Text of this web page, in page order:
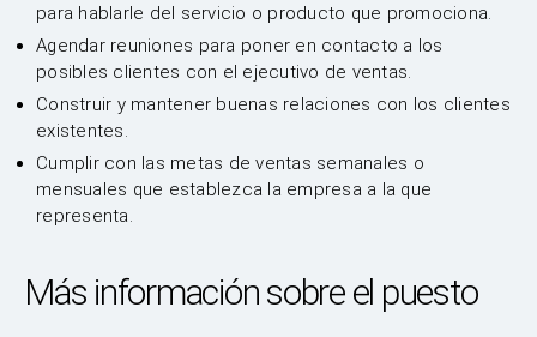
para hablarle del servicio o producto que promociona.
Agendar reuniones para poner en contacto a los
posibles clientes con el ejecutivo de ventas.
Construir y mantener buenas relaciones con los clientes
existentes.
Cumplir con las metas de ventas semanales o
mensuales que establezca la empresa a la que
representa.
Más información sobre el puesto